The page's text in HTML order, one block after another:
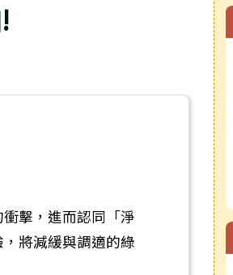
擊，進而認同「淨
將減緩與調適的綠